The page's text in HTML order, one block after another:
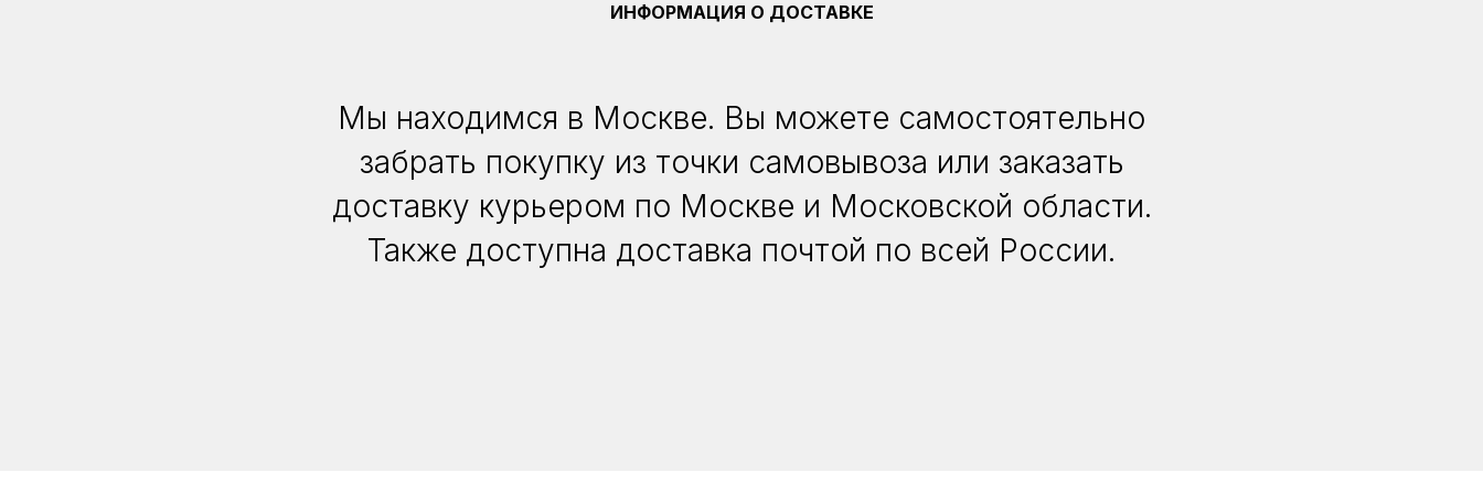
ИНФОРМАЦИЯ О ДОСТАВКЕ
Мы находимся в Москве. Вы можете самостоятельно
забрать покупку из точки самовывоза или заказать
доставку курьером по Москве и Московской области.
Также доступна доставка почтой по всей России.